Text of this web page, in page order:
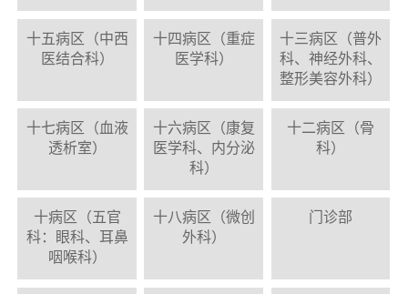
十五病区（中西
医结合科）
十四病区（重症
医学科）
十三病区（普外
科、神经外科、
整形美容外科）
十七病区（血液
透析室）
十六病区（康复
医学科、内分泌
科）
十二病区（骨
科）
十病区（五官
科：眼科、耳鼻
咽喉科）
十八病区（微创
外科）
门诊部